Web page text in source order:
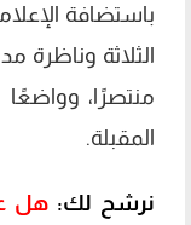
باستضافة
الثلاثة وناظرة
منتصرًا،
المقبلة.
نرشح لك: هل